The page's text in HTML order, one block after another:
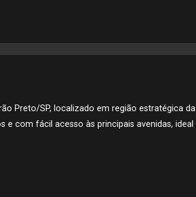
Preto/SP, localizado em região estratégica da
e com fácil acesso às principais avenidas, ideal